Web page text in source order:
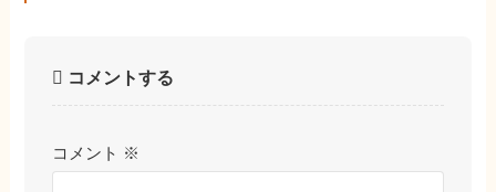
コメントする
コメント ※